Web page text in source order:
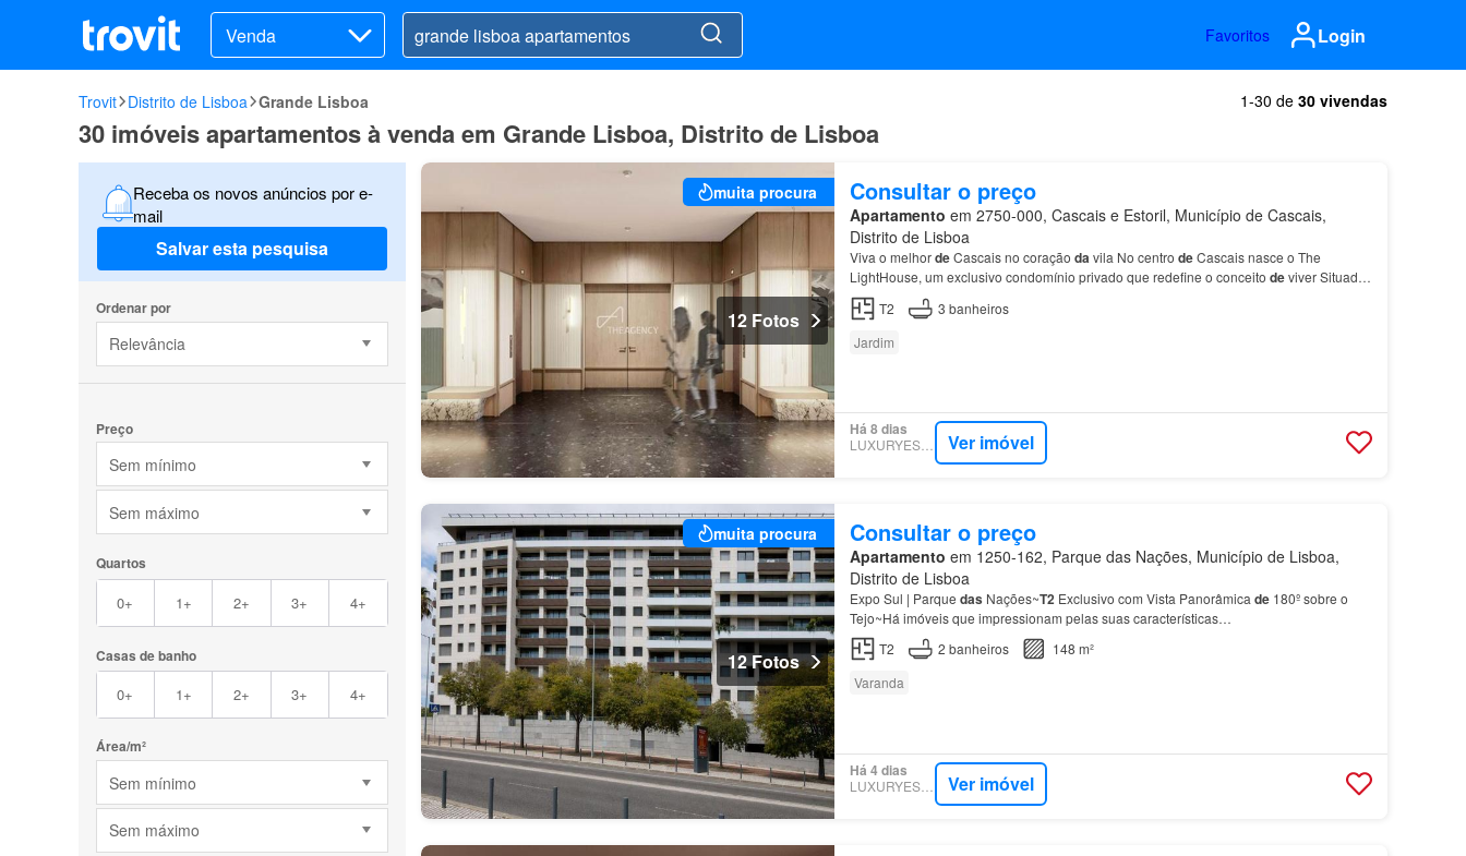
Venda Favoritos Login
Trovit Distrito de Lisboa Grande Lisboa 1-30 de 30 vivendas
30 imóveis apartamentos à venda em Grande Lisboa, Distrito de Lisboa
Receba os novos anúncios por e-
mail
Salvar esta pesquisa
Ordenar por
Relevância
Preço
Sem mínimo
Sem máximo
Quartos
0+ 1+ 2+ 3+ 4+
Casas de banho
0+ 1+ 2+ 3+ 4+
Área/m²
Sem mínimo
Sem máximo
muita procura
12 Fotos
Consultar o preço
Apartamento em 2750-000, Cascais e Estoril, Município de Cascais,
Distrito de Lisboa
Viva o melhordeCascais no coração davila No centro deCascais nasce o The
LightHouse, um exclusivo condomínio privado que redefine o conceito deviver Situado
emplena zona central
T2 3 banheiros
Jardim
Há 8 dias
LUXURYESTATE Ver imóvel
muita procura
12 Fotos
Consultar o preço
Apartamento em 1250-162, Parque das Nações, Município de Lisboa,
Distrito de Lisboa
Expo Sul | Parque das Nações~T2Exclusivo com Vista Panorâmicade180º sobre o
Tejo~Há imóveis que impressionam pelas suas características…
T2
2 banheiros
148 m²
Varanda
Há 4 dias
LUXURYESTATE Ver imóvel